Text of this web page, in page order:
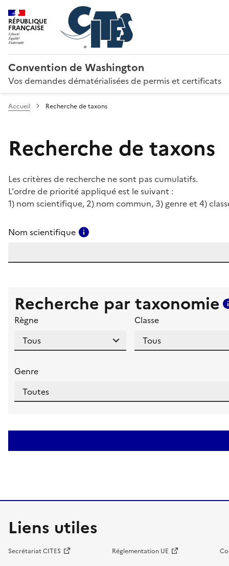
RÉPUBLIQUE
FRANÇAISE
Convention de Washington
Vos demandes dématérialisées de permis et certificats
Accueil Recherche de taxons
Recherche de taxons
Les critères de recherche ne sont pas cumulatifs.
L'ordre de priorité appliqué est le suivant :
1) nom scientifique, 2) nom commun, 3) genre et 4)
Nom scientifique
Recherche par taxonomie
Règne Classe
Genre
Liens utiles
Secrétariat CITES Réglementation UE